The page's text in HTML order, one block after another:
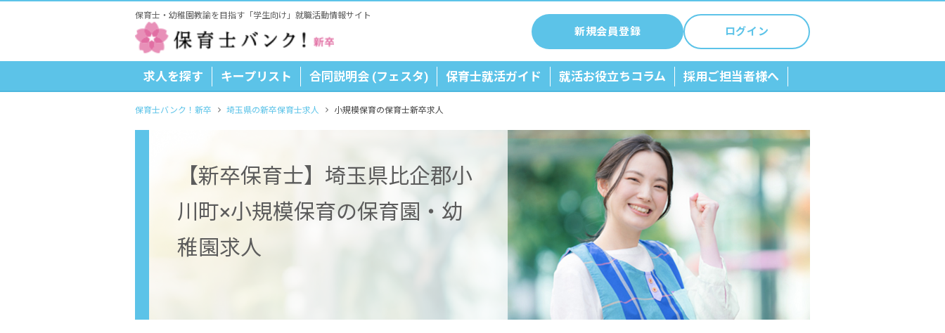
保育士・幼稚園教諭を目指す「学生向け」就職活動情報サイト
新規会員登録 ログイン
求人を探す キープリスト 合同説明会 (フェスタ) 保育士就活ガイド 就活お役立ちコラム 採用ご担当者様へ
保育士バンク！新卒 埼玉県の新卒保育士求人 小規模保育の保育士新卒求人
【新卒保育士】埼玉県比企郡小
川町×小規模保育の保育園・幼
稚園求人